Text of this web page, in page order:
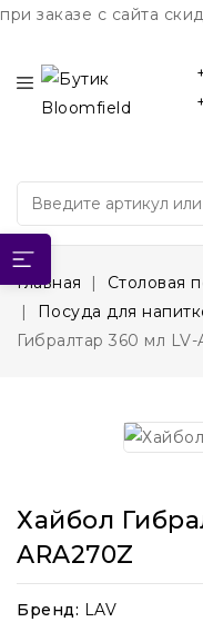
при заказе с сайта
Главная
Столовая
Посуда для
Гибралтар 360 мл
Хайбол
ARA270Z
Бренд: LAV